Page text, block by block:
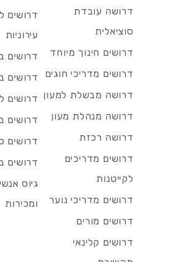
דרושה עובדת
סוציאלית
דרושים חינוך מיוחד
דרושים מדריכי חוגים
דרושה מבשלת למעון
דרושה מנהלת מעון
דרושה רכזת
דרושים מדריכים
לקייטנות
דרושים מדריכי נוער
דרושים מורים
דרושים קלינאי
דרושים
עירוניות
דרושים
דרושים
דרושים
דרושים
דרושים
דרושים
גיוס
ומכירות